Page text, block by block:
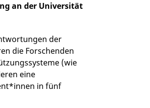
an der Universität
der
die Forschenden
(wie
eine
in fünf